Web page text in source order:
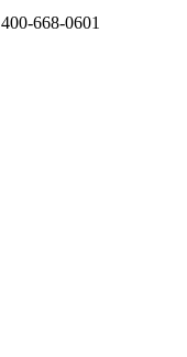
400-668-0601